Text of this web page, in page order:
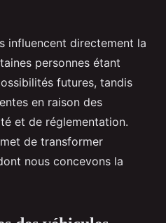
influencent directement la
personnes étant
futures, tandis
en raison des
et de réglementation.
de transformer
nous concevons la